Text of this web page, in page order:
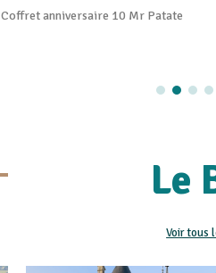
Vue rapide
Coffret anniversaire 10 Mr Patate
Le
Voir tous